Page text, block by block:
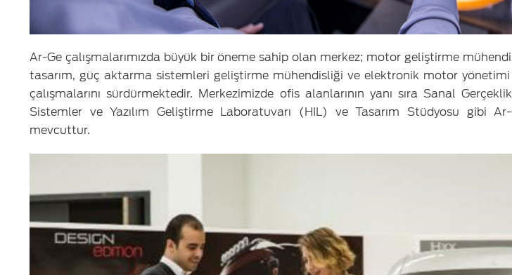
Ar-Ge çalışmalarımızda büyük bir öneme sahip olan merkez; motor geliştirme
tasarım, güç aktarma sistemleri geliştirme mühendisliği ve elektronik motor yönetimi
çalışmalarını sürdürmektedir. Merkezimizde ofis alanlarının yanı sıra Sanal
Sistemler ve Yazılım Geliştirme Laboratuvarı (HIL) ve Tasarım Stüdyosu gibi
mevcuttur.